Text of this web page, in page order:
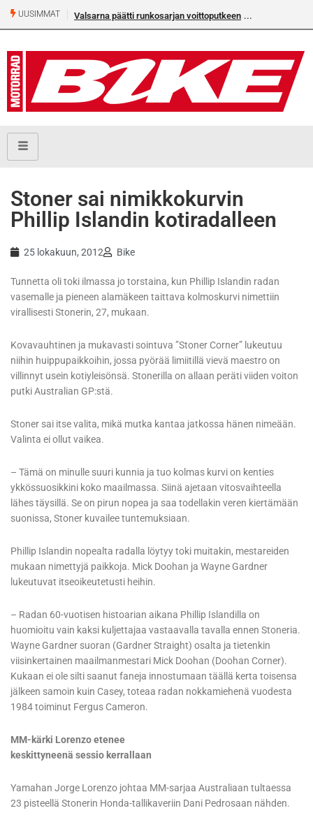
UUSIMMAT Valsarna päätti runkosarjan voittoputkeen
Stoner sai nimikkokurvin
Phillip Islandin kotiradalleen
25 lokakuun, 2012 Bike
Tunnetta oli toki ilmassa jo torstaina, kun Phillip Islandin radan
vasemalle ja pieneen alamäkeen taittava kolmoskurvi nimettiin
virallisesti Stonerin, 27, mukaan.
Kovavauhtinen ja mukavasti sointuva ”Stoner Corner” lukeutuu
niihin huippupaikkoihin, jossa pyörää limiitillä vievä maestro on
villinnyt usein kotiyleisönsä. Stonerilla on allaan peräti viiden voiton
putki Australian GP:stä.
Stoner sai itse valita, mikä mutka kantaa jatkossa hänen nimeään.
Valinta ei ollut vaikea.
– Tämä on minulle suuri kunnia ja tuo kolmas kurvi on kenties
ykkössuosikkini koko maailmassa. Siinä ajetaan vitosvaihteella
lähes täysillä. Se on pirun nopea ja saa todellakin veren kiertämään
suonissa, Stoner kuvailee tuntemuksiaan.
Phillip Islandin nopealta radalla löytyy toki muitakin, mestareiden
mukaan nimettyjä paikkoja. Mick Doohan ja Wayne Gardner
lukeutuvat itseoikeutetusti heihin.
– Radan 60-vuotisen histoarian aikana Phillip Islandilla on
huomioitu vain kaksi kuljettajaa vastaavalla tavalla ennen Stoneria.
Wayne Gardner suoran (Gardner Straight) osalta ja tietenkin
viisinkertainen maailmanmestari Mick Doohan (Doohan Corner).
Kukaan ei ole silti saanut faneja innostumaan täällä kerta toisensa
jälkeen samoin kuin Casey, toteaa radan nokkamiehenä vuodesta
1984 toiminut Fergus Cameron.
MM-kärki Lorenzo etenee
keskittyneenä sessio kerrallaan
Yamahan Jorge Lorenzo johtaa MM-sarjaa Australiaan tultaessa
23 pisteellä Stonerin Honda-tallikaveriin Dani Pedrosaan nähden.